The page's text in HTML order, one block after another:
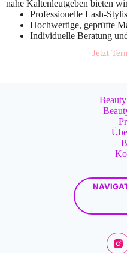
nahe Kaltenleutgeben bieten
Professionelle Lash-
Hochwertige, geprüfte
Individuelle Beratung
Jetzt